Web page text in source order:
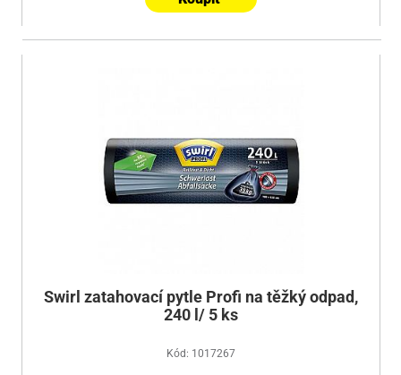
Swirl zatahovací pytle Profi na těžký odpad,
240 l/ 5 ks
Kód: 1017267